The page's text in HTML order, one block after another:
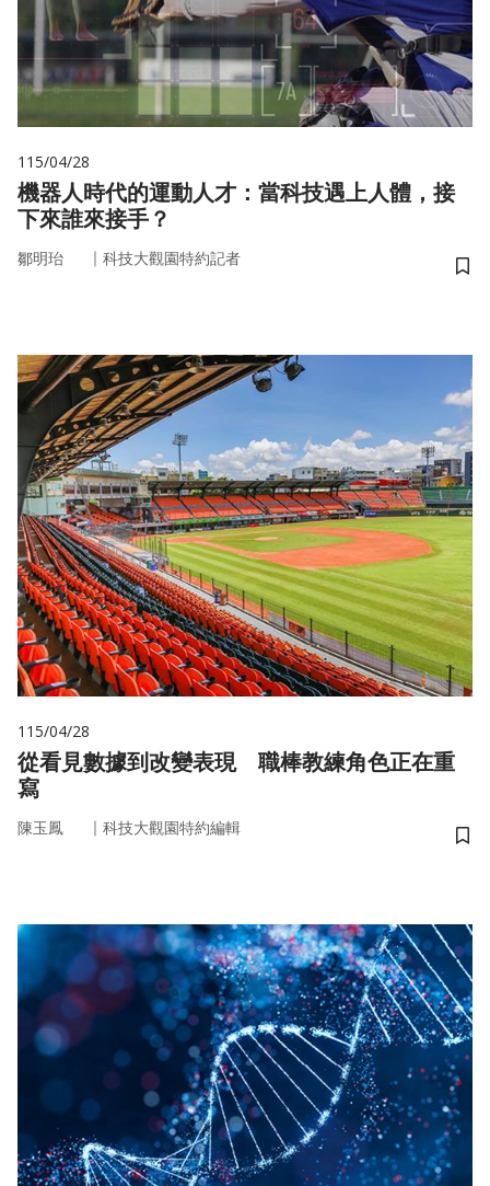
115/04/28
機器人時代的運動人才：當科技遇上人體，接
下來誰來接手？
鄒明珆 ｜ 科技大觀園特約記者
儲
115/04/28
從看見數據到改變表現 職棒教練角色正在重
寫
陳玉鳳 ｜ 科技大觀園特約編輯
儲